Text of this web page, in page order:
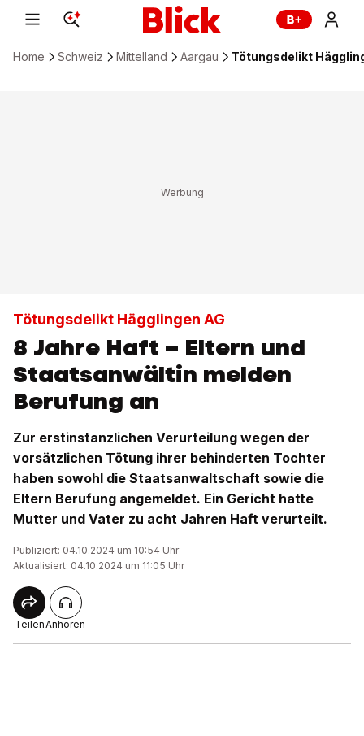
Home Schweiz Mittelland Aargau Tötungsdelikt
Tötungsdelikt Hägglingen AG
8 Jahre Haft – Eltern und
Staatsanwältin melden
Berufung an
Zur erstinstanzlichen Verurteilung wegen der
vorsätzlichen Tötung ihrer behinderten Tochter
haben sowohl die Staatsanwaltschaft sowie die
Eltern Berufung angemeldet. Ein Gericht hatte
Mutter und Vater zu acht Jahren Haft verurteilt.
Publiziert: 04.10.2024 um 10:54 Uhr
Aktualisiert: 04.10.2024 um 11:05 Uhr
TeilenAnhören